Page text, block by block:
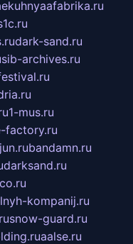
dark-sand.ru
sib-archives.ru
1-mus.ru
factory.ru
bandamn.ru
darksand.ru
kompanij.ru
snow-guard.ru
aalse.ru